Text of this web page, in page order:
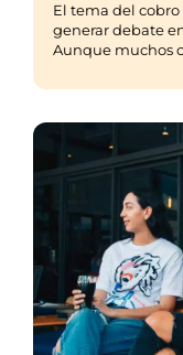
El tema del
generar debate
Aunque muchos